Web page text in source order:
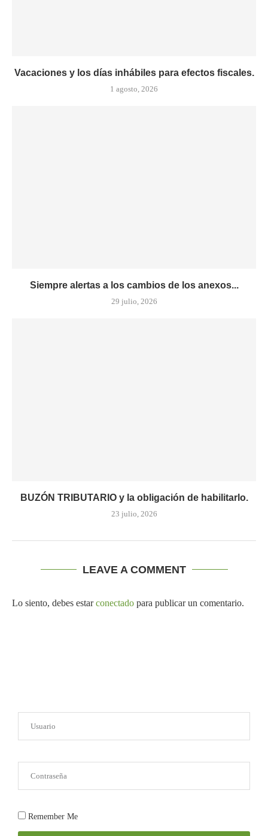
Vacaciones y los días inhábiles para efectos fiscales.
1 agosto, 2026
Siempre alertas a los cambios de los anexos...
29 julio, 2026
BUZÓN TRIBUTARIO y la obligación de habilitarlo.
23 julio, 2026
LEAVE A COMMENT
Lo siento, debes estarconectado para publicar un comentario.
Remember Me